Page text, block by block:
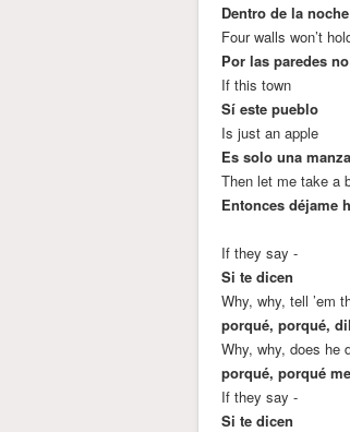
Dentro de la noche
Four walls won’t
Por las paredes
If this town
Sí este pueblo
Is just an apple
Es solo una
Then let me take a
Entonces déjame
If they say -
Si te dicen
Why, why, tell ’em
porqué, porqué,
Why, why, does he
porqué, porqué
If they say -
Si te dicen